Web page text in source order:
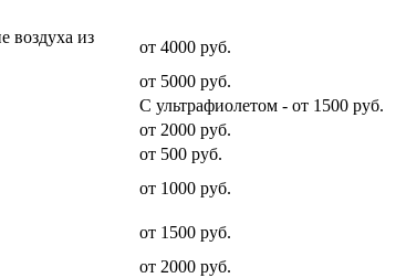
воздуха из
от 4000 руб.
от 5000 руб.
С ультрафиолетом - от 1500 руб.
от 2000 руб.
от 500 руб.
от 1000 руб.
от 1500 руб.
от 2000 руб.